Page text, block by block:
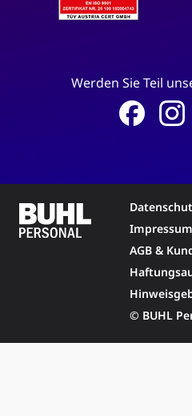
Werden Sie Teil
Impressum
AGB &
© BUHL